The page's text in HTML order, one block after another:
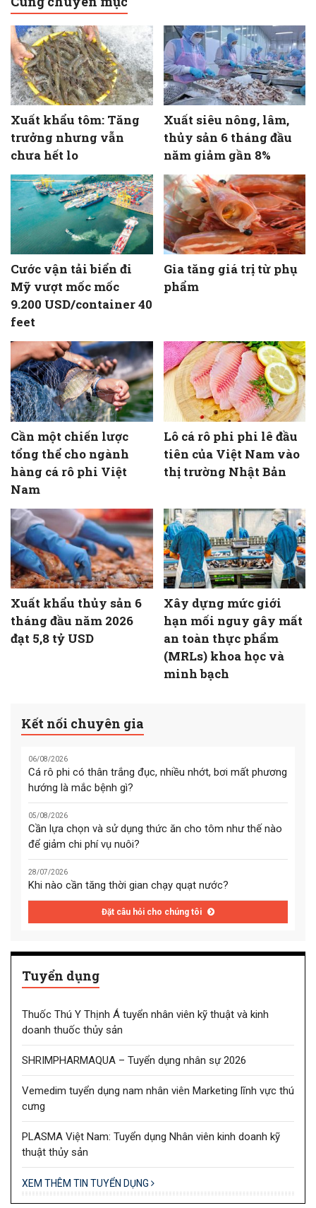
Xuất khẩu tôm: Tăng
trưởng nhưng vẫn
chưa hết lo
Xuất siêu nông, lâm,
thủy sản 6 tháng đầu
năm giảm gần 8%
Cước vận tải biển đi
Mỹ vượt mốc mốc
9.200 USD/container 40
feet
Gia tăng giá trị từ phụ
phẩm
Cần một chiến lược
tổng thể cho ngành
hàng cá rô phi Việt
Nam
Lô cá rô phi phi lê đầu
tiên của Việt Nam vào
thị trường Nhật Bản
Xuất khẩu thủy sản 6
tháng đầu năm 2026
đạt 5,8 tỷ USD
Xây dựng mức giới
hạn mối nguy gây mất
an toàn thực phẩm
(MRLs) khoa học và
minh bạch
Kết nối chuyên gia
06/08/2026
Cá rô phi có thân trắng đục, nhiều nhớt, bơi mất phương
hướng là mắc bệnh gì?
05/08/2026
Cần lựa chọn và sử dụng thức ăn cho tôm như thế nào
để giảm chi phí vụ nuôi?
28/07/2026
Khi nào cần tăng thời gian chạy quạt nước?
Đặt câu hỏi cho chúng tôi
Tuyển dụng
Thuốc Thú Y Thịnh Á tuyển nhân viên kỹ thuật và kinh
doanh thuốc thủy sản
SHRIMPHARMAQUA – Tuyển dụng nhân sự 2026
Vemedim tuyển dụng nam nhân viên Marketing lĩnh vực thú
cưng
PLASMA Việt Nam: Tuyển dụng Nhân viên kinh doanh kỹ
thuật thủy sản
XEM THÊM TIN TUYỂN DỤNG